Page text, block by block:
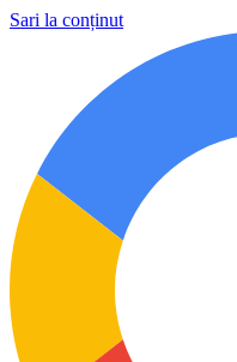
Sari la conținut